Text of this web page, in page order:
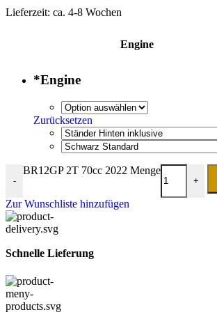
Lieferzeit: ca. 4-8 Wochen
Engine
*Engine
Zurücksetzen
-
BR12GP 2T 70cc 2022 Menge
+
Zur Wunschliste hinzufügen
Schnelle Lieferung